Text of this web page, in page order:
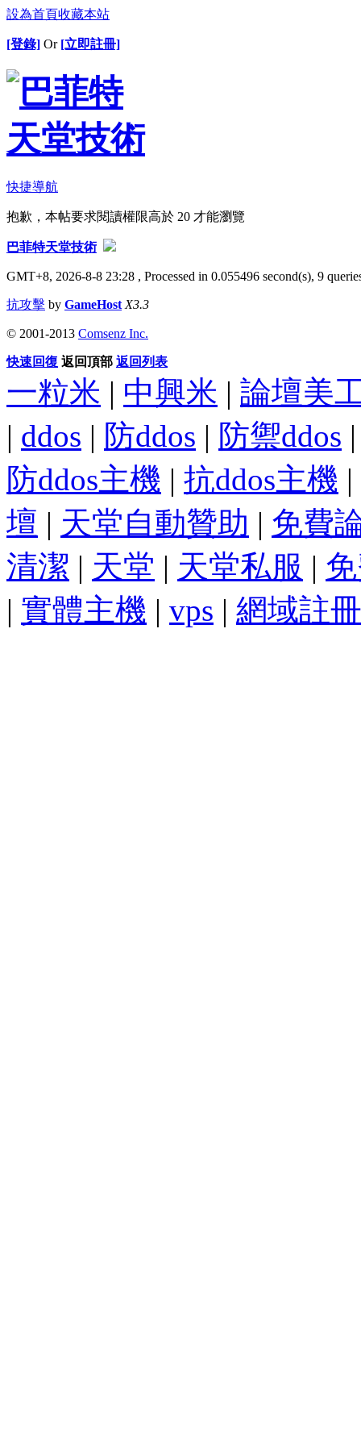
設為首頁收藏本站
[登錄] Or [立即註冊]
快捷導航
抱歉，本帖要求閱讀權限高於 20 才能瀏覽
巴菲特天堂技術
GMT+8, 2026-8-8 23:28 , Processed in 0.055496 second(s), 9
抗攻擊 by GameHost X3.3
© 2001-2013 Comsenz Inc.
快速回復 返回頂部 返回列表
一粒米 | 中興米 | 論壇美
| ddos | 防ddos | 防禦ddos
防ddos主機 | 抗ddos主機 |
壇 | 天堂自動贊助 | 免費
清潔 | 天堂 | 天堂私服 |
| 實體主機 | vps | 網域註冊